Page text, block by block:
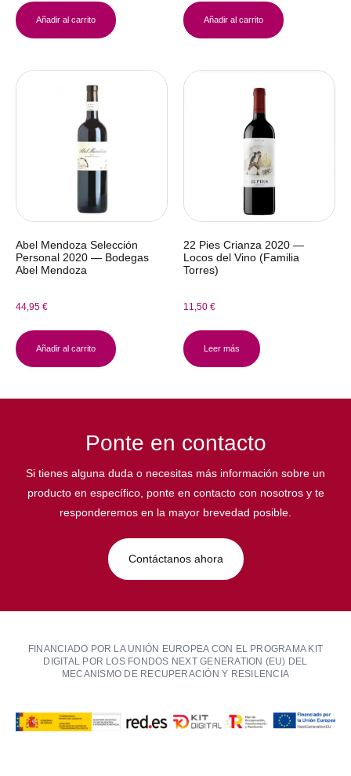
Añadir al carrito Añadir al carrito
Abel Mendoza Selección
Personal 2020 — Bodegas
Abel Mendoza
44,95 €
Añadir al carrito
22 Pies Crianza 2020 —
Locos del Vino (Familia
Torres)
11,50 €
Leer más
Ponte en contacto
Si tienes alguna duda o necesitas más información sobre un
producto en específico, ponte en contacto con nosotros y te
responderemos en la mayor brevedad posible.
Contáctanos ahora
FINANCIADO POR LA UNIÓN EUROPEA CON EL PROGRAMA KIT
DIGITAL POR LOS FONDOS NEXT GENERATION (EU) DEL
MECANISMO DE RECUPERACIÓN Y RESILENCIA